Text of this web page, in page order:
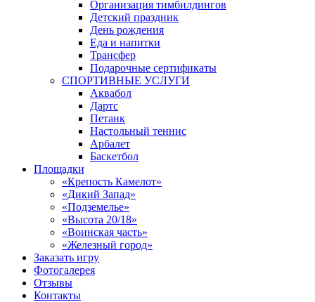
Организация тимбилдингов
Детский праздник
День рождения
Еда и напитки
Трансфер
Подарочные сертификаты
СПОРТИВНЫЕ УСЛУГИ
Аквабол
Дартс
Петанк
Настольный теннис
Арбалет
Баскетбол
Площадки
«Крепость Камелот»
«Дикий Запад»
«Подземелье»
«Высота 20/18»
«Воинская часть»
«Железный город»
Заказать игру
Фотогалерея
Отзывы
Контакты